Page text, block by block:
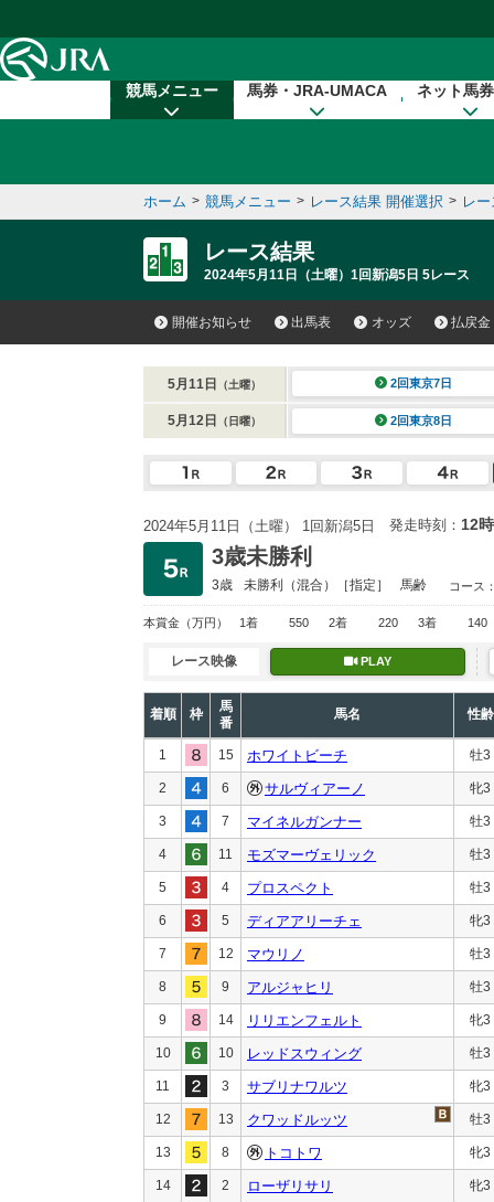
競馬メニュー 馬券・JRA-UMACA ネット馬
ホーム > 競馬メニュー > レース結果 開催選択 > レ
レース結果
2024年5月11日（土曜）1回新潟5日 5レース
開催お知らせ 出馬表 オッズ 払戻金
5月11日 （土曜） 2回東京7日
5月12日 （日曜） 2回東京8日
2024年5月11日（土曜） 1回新潟5日 発走時刻： 12
3歳未勝利
3歳 未勝利 （混合）［指定］ 馬齢 コース
本賞金 （万円） 1着 550 2着 220 3着 140
レース映像 PLAY
着順 枠
馬
番
馬名 性齢
1 15 ホワイトビーチ 牡3
2 6 サルヴィアーノ 牝3
3 7 マイネルガンナー 牡3
4 11 モズマーヴェリック 牡3
5 4 プロスペクト 牡3
6 5 ディアアリーチェ 牝3
7 12 マウリノ 牡3
8 9 アルジャヒリ 牡3
9 14 リリエンフェルト 牝3
10 10 レッドスウィング 牡3
11 3 サブリナワルツ 牝3
12 13 クワッドルッツ 牡3
13 8 トコトワ 牝3
14 2 ローザリサリ 牝3